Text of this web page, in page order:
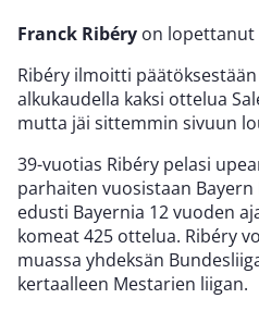
Franck Ribéry on lopettanut
Ribéry ilmoitti
alkukaudella kaksi ottelua
mutta jäi sittemmin sivuun
39-vuotias Ribéry pelasi
parhaiten vuosistaan
edusti Bayernia 12 vuoden
komeat 425 ottelua. Ribéry
muassa yhdeksän
kertaalleen Mestarien liigan.